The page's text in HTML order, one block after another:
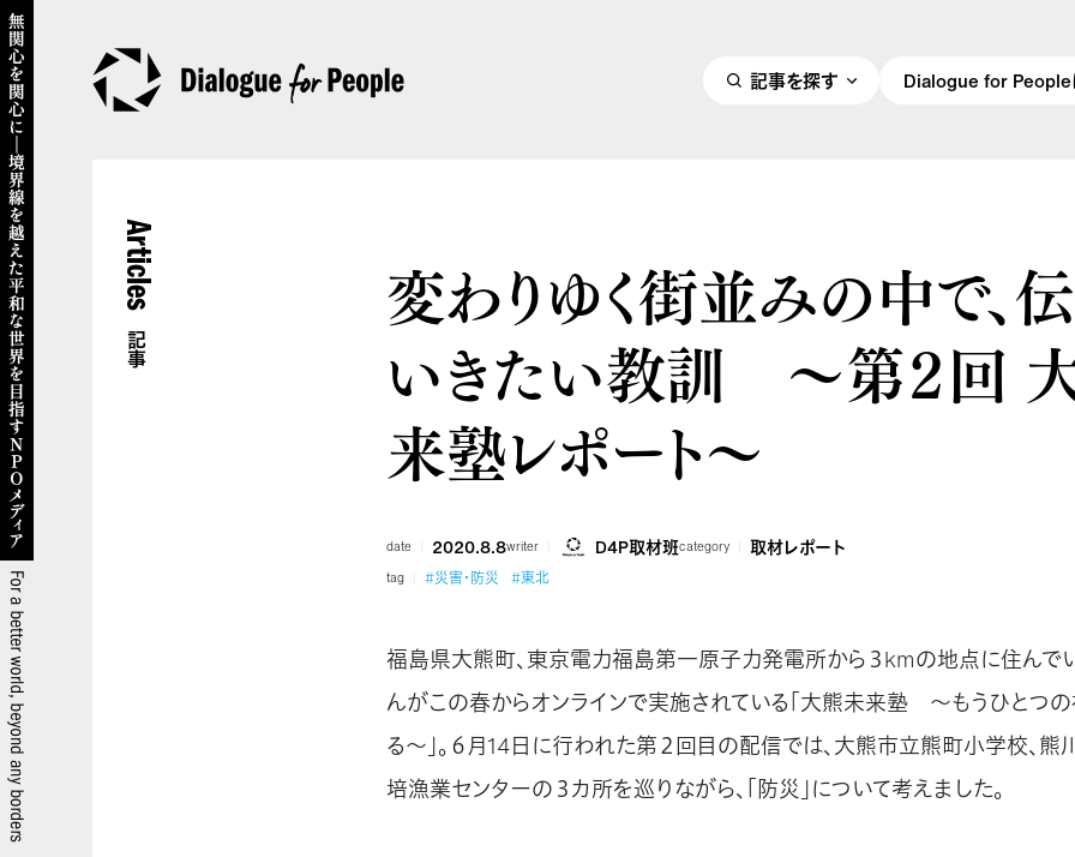
記事を探す Dialogue for People
Articles
記事
変わりゆく街並みの中で、
いきたい教訓 ～第２回
来塾レポート～
date 2020.8.8writer D4P取材班category 取材レポート
tag #災害・防災 #東北
福島県大熊町、東京電力福島第一原子力発電所から３kmの地点に住んで
んがこの春からオンラインで実施されている「大熊未来塾 ～もうひとつ
る～」。６月14日に行われた第２回目の配信では、大熊市立熊町小学校、熊
培漁業センターの３カ所を巡りながら、「防災」について考えました。